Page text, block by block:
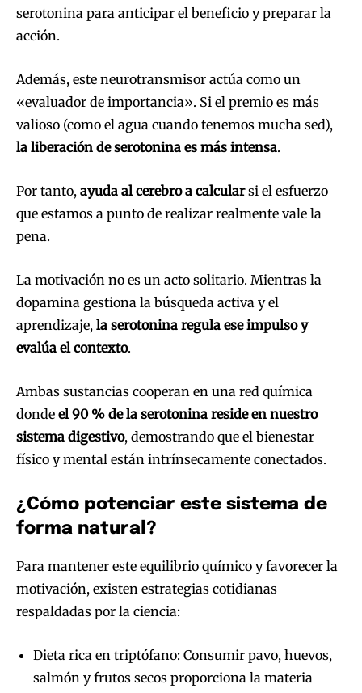
serotonina para anticipar el beneficio y preparar la
acción.
Además, este neurotransmisor actúa como un
«evaluador de importancia». Si el premio es más
valioso (como el agua cuando tenemos mucha sed),
la liberación de serotonina es más intensa.
Por tanto, ayuda al cerebro a calcularsi el esfuerzo
que estamos a punto de realizar realmente vale la
pena.
La motivación no es un acto solitario. Mientras la
dopamina gestiona la búsqueda activa y el
aprendizaje, la serotonina regula ese impulso y
evalúa el contexto.
Ambas sustancias cooperan en una red química
donde el 90 % de la serotonina reside en nuestro
sistema digestivo, demostrando que el bienestar
físico y mental están intrínsecamente conectados.
¿Cómo potenciar este sistema de
forma natural?
Para mantener este equilibrio químico y favorecer la
motivación, existen estrategias cotidianas
respaldadas por la ciencia:
Dieta rica en triptófano: Consumir pavo, huevos,
salmón y frutos secos proporciona la materia